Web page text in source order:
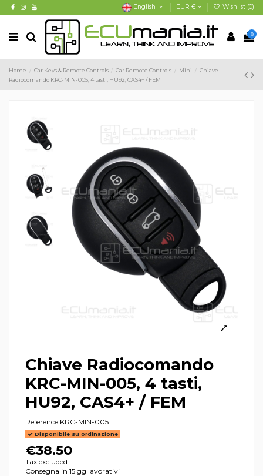
English EUR € Wishlist (0)
0
Home Car Keys & Remote Controls Car Remote Controls Mini
Chiave
Radiocomando KRC-MIN-005, 4 tasti, HU92, CAS4+ / FEM
Chiave Radiocomando
KRC-MIN-005, 4 tasti,
HU92, CAS4+ / FEM
Reference KRC-MIN-005
Disponibile su ordinazione
€38.50
Tax excluded
Consegna in 15 gg lavorativi